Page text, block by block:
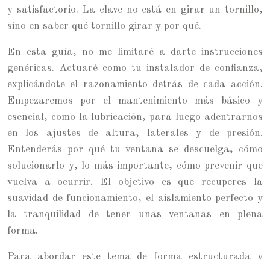
y satisfactorio. La clave no está en girar un tornillo,
sino en saber qué tornillo girar y por qué.
En esta guía, no me limitaré a darte instrucciones
genéricas. Actuaré como tu instalador de confianza,
explicándote el razonamiento detrás de cada acción.
Empezaremos por el mantenimiento más básico y
esencial, como la lubricación, para luego adentrarnos
en los ajustes de altura, laterales y de presión.
Entenderás por qué tu ventana se descuelga, cómo
solucionarlo y, lo más importante, cómo prevenir que
vuelva a ocurrir. El objetivo es que recuperes la
suavidad de funcionamiento, el aislamiento perfecto y
la tranquilidad de tener unas ventanas en plena
forma.
Para abordar este tema de forma estructurada y